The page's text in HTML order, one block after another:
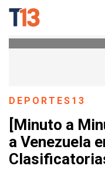
DEPORTES13
[Minuto a
a Venezuela